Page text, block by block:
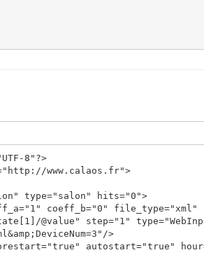
8"?>
www.calaos.fr">
type="salon" hits="0">
file_type="xml"
@value" step="1"
>
autostart="true" hour="0"